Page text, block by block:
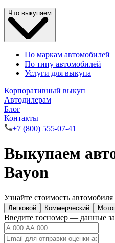
Что выкупаем
По маркам автомобилей
По типу автомобилей
Услуги для выкупа
Корпоративный выкуп
Автодилерам
Блог
Контакты
+7 (800) 555-07-41
Выкупаем
Bayon
Узнайте стоимость автомобиля
Легковой Коммерческий
Введите госномер — данные